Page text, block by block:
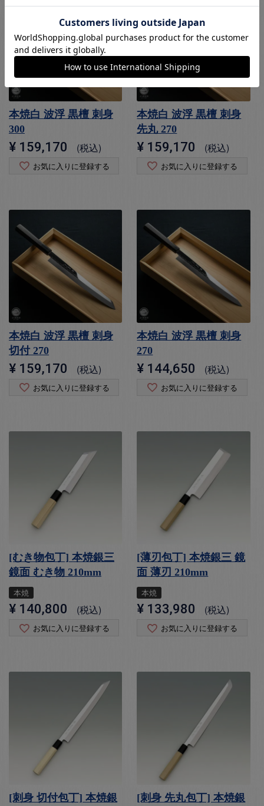
本焼白 波浮 黒檀 刺身
300
¥ 159,170 税込
お気に入りに登録する
本焼白 波浮 黒檀 刺身
先丸 270
¥ 159,170 税込
お気に入りに登録する
本焼白 波浮 黒檀 刺身
切付 270
¥ 159,170 税込
お気に入りに登録する
本焼白 波浮 黒檀 刺身
270
¥ 144,650 税込
お気に入りに登録する
[むき物包丁] 本焼銀三
鏡面 むき物 210mm
本焼
¥ 140,800 税込
お気に入りに登録する
[薄刃包丁] 本焼銀三 鏡
面 薄刃 210mm
本焼
¥ 133,980 税込
お気に入りに登録する
[刺身 切付包丁] 本焼銀
[刺身 先丸包丁] 本焼銀